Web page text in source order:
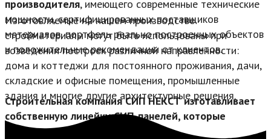
производителя, имеющего современные технические
мощности, сертифицированных поставщиков
материалов, портфель реально построенных объектов
и положительные рекомендации от клиентов.
Строительная компания СИП НЕКСТ изготавливает
собственную линейку СИП-панелей, которые
отличаются:
Изготовляемые на нашем производстве
стройматериалы могут быть использованы при
возведении построек различной направленности:
дома и коттеджи для постоянного проживания, дачи,
складские и офисные помещения, промышленные
здания и многие другие архитектурные решения.